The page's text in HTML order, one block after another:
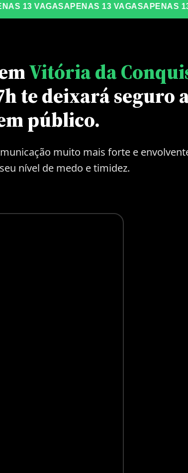
VAGASAPENAS 13 VAGASAPENAS 13
Vitória da
te deixará seguro
público.
muito mais forte e
nível de medo e timidez.